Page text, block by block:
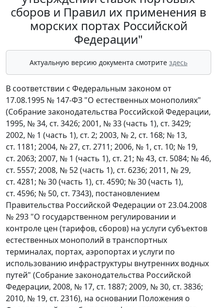
сборов и Правил их применения в
морских портах Российской
Федерации"
Актуальную версию документа смотрите здесь
В соответствии с Федеральным законом от
17.08.1995 № 147-ФЗ "О естественных монополиях"
(Собрание законодательства Российской Федерации,
1995, № 34, ст. 3426; 2001, № 33 (часть 1), ст. 3429;
2002, № 1 (часть 1), ст. 2; 2003, № 2, ст. 168; № 13,
ст. 1181; 2004, № 27, ст. 2711; 2006, № 1, ст. 10; № 19,
ст. 2063; 2007, № 1 (часть 1), ст. 21; № 43, ст. 5084; № 46,
ст. 5557; 2008, № 52 (часть 1), ст. 6236; 2011, № 29,
ст. 4281; № 30 (часть 1), ст. 4590; № 30 (часть 1),
ст. 4596; № 50, ст. 7343), постановлением
Правительства Российской Федерации от 23.04.2008
№ 293 "О государственном регулировании и
контроле цен (тарифов, сборов) на услуги субъектов
естественных монополий в транспортных
терминалах, портах, аэропортах и услуги по
использованию инфраструктуры внутренних водных
путей" (Собрание законодательства Российской
Федерации, 2008, № 17, ст. 1887; 2009, № 30, ст. 3836;
2010, № 19, ст. 2316), на основании Положения о